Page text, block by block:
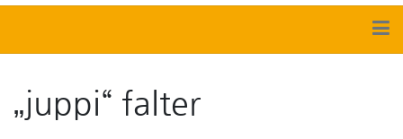
„juppi“ falter